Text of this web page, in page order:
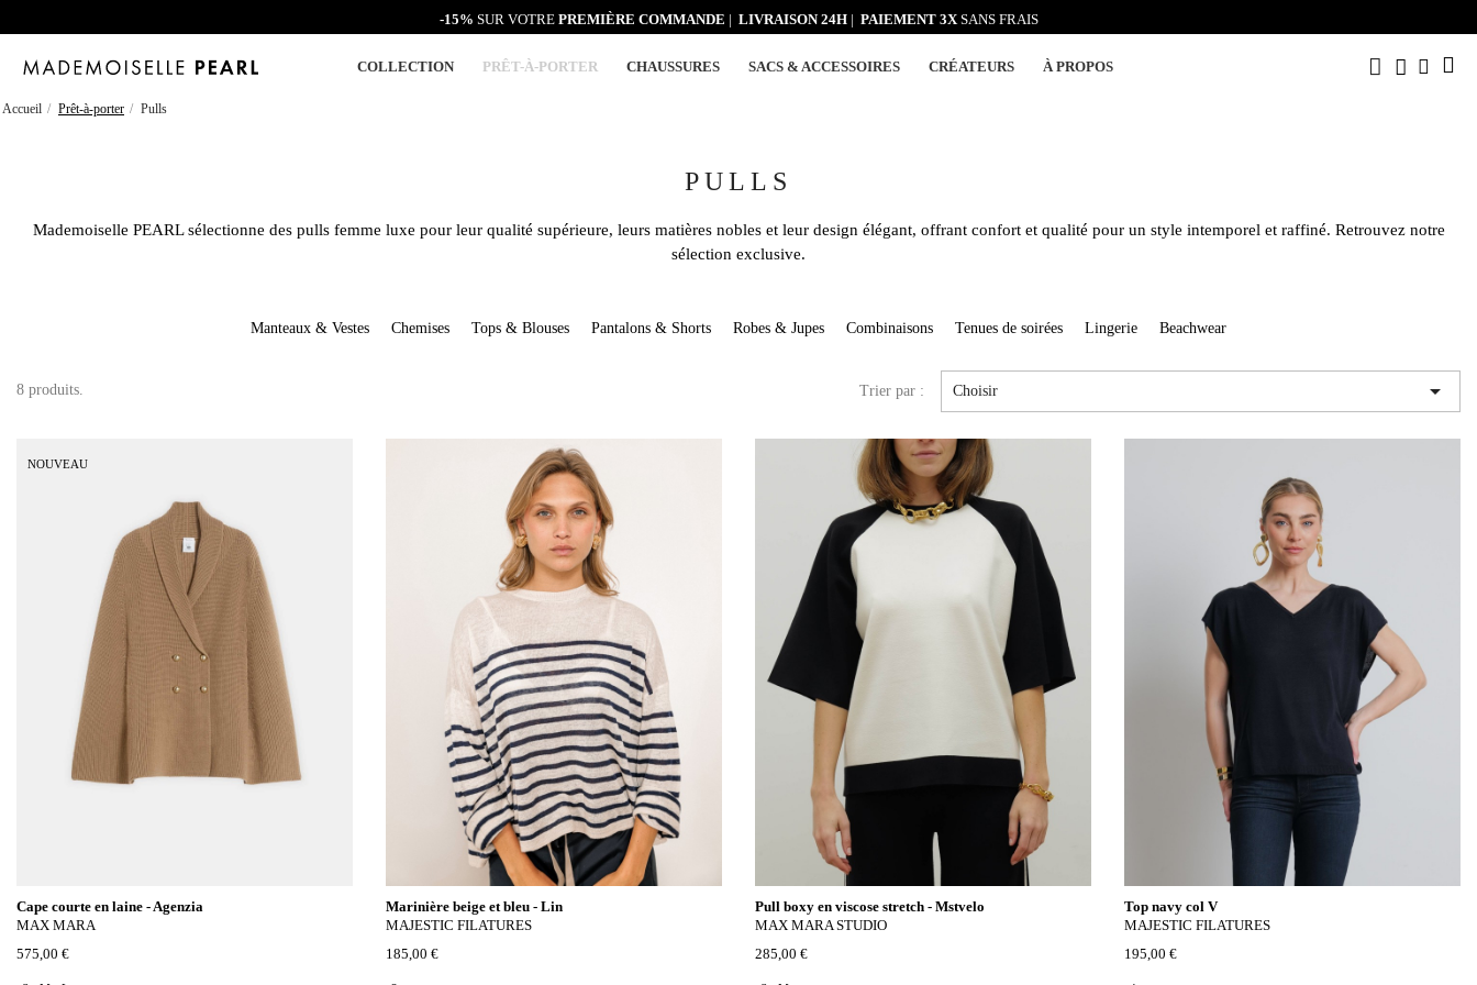
-15% SUR VOTRE PREMIÈRE COMMANDE | LIVRAISON 24H | PAIEMENT 3XSANS FRAIS
COLLECTION PRÊT-À-PORTER CHAUSSURES SACS & ACCESSOIRES CRÉATEURS À PROPOS
Accueil Prêt-à-porter Pulls
PULLS
Mademoiselle PEARLsélectionne des pulls femme luxe pour leur qualité supérieure, leurs matières nobles et leur design élégant, offrant confort et qualité pour un style intemporel et raffiné. Retrouvez notre
sélection exclusive.
Manteaux & Vestes Chemises Tops & Blouses Pantalons & Shorts Robes & Jupes Combinaisons Tenues de soirées Lingerie Beachwear
8 produits. Trier par : Choisir 
NOUVEAU
Cape courte en laine - Agenzia
MAX MARA
575,00 €
Marinière beige et bleu - Lin
MAJESTIC FILATURES
185,00 €
Pull boxy en viscose stretch - Mstvelo
MAX MARA STUDIO
285,00 €
Top navy col V
MAJESTIC FILATURES
195,00 €